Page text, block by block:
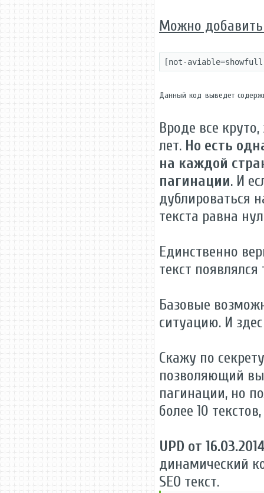
Можно
[not-
Данный код выведет
Вроде все
лет. Но есть
на каждой
пагинации. И
дублироваться
текста равна
Единственно
текст
Базовые
ситуацию. И
Скажу по
позволяющий
пагинации, но
более 10
UPD от 16.03.2014
динамический
SEO текст.